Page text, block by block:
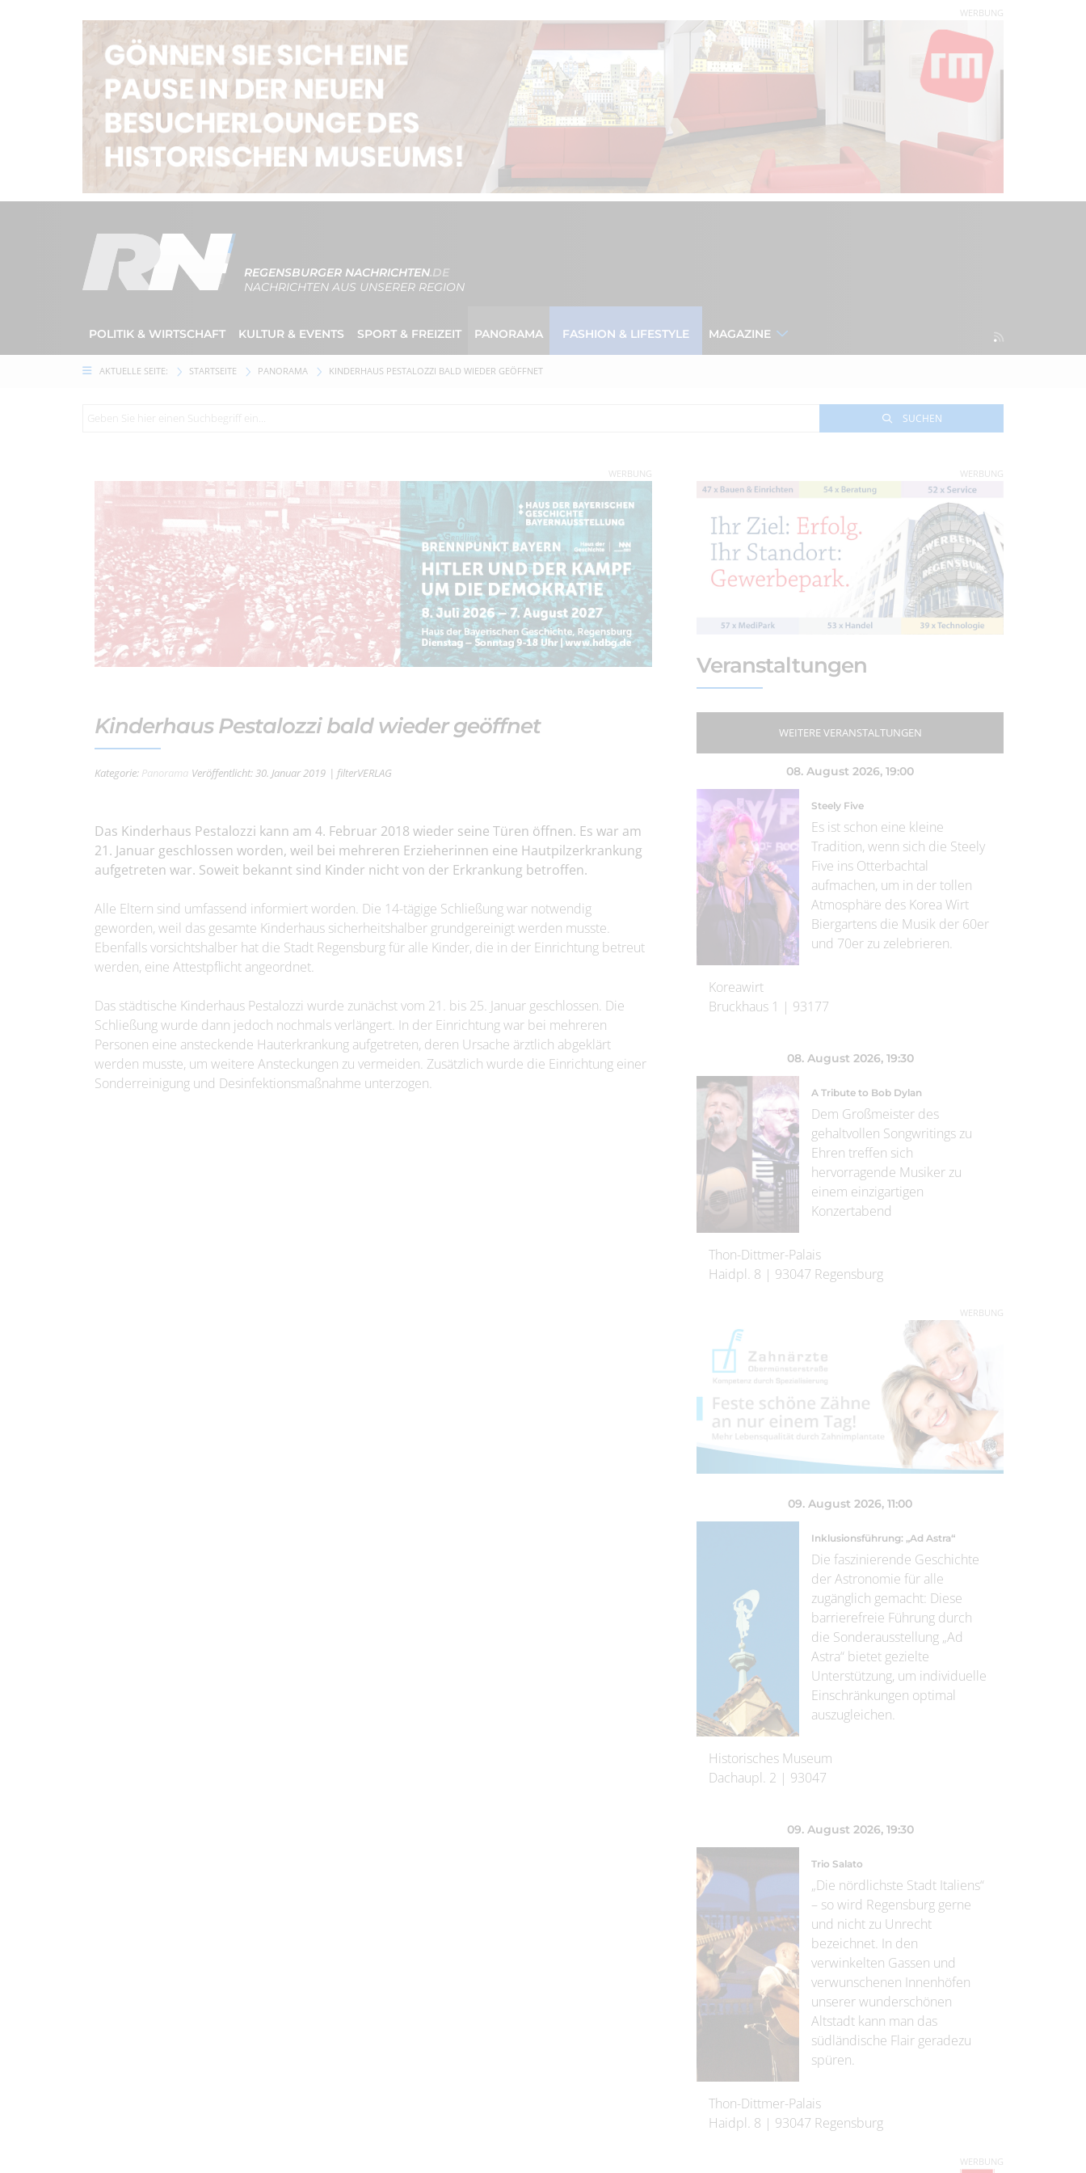
WERBUNG
REGENSBURGER NACHRICHTEN.DE
NACHRICHTEN AUS UNSERER REGION
POLITIK & WIRTSCHAFT KULTUR & EVENTS SPORT & FREIZEIT PANORAMA FASHION & LIFESTYLE MAGAZINE
AKTUELLE SEITE: STARTSEITE PANORAMA KINDERHAUS PESTALOZZI BALD WIEDER GEÖFFNET
SUCHEN
WERBUNG
Kinderhaus Pestalozzi bald wieder geöffnet
Kategorie: Panorama Veröffentlicht: 30. Januar 2019 | filterVERLAG
Das Kinderhaus Pestalozzi kann am 4. Februar 2018 wieder seine Türen öffnen. Es war am
21. Januar geschlossen worden, weil bei mehreren Erzieherinnen eine Hautpilzerkrankung
aufgetreten war. Soweit bekannt sind Kinder nicht von der Erkrankung betroffen.
Alle Eltern sind umfassend informiert worden. Die 14-tägige Schließung war notwendig
geworden, weil das gesamte Kinderhaus sicherheitshalber grundgereinigt werden musste.
Ebenfalls vorsichtshalber hat die Stadt Regensburg für alle Kinder, die in der Einrichtung betreut
werden, eine Attestpflicht angeordnet.
Das städtische Kinderhaus Pestalozzi wurde zunächst vom 21. bis 25. Januar geschlossen. Die
Schließung wurde dann jedoch nochmals verlängert. In der Einrichtung war bei mehreren
Personen eine ansteckende Hauterkrankung aufgetreten, deren Ursache ärztlich abgeklärt
werden musste, um weitere Ansteckungen zu vermeiden. Zusätzlich wurde die Einrichtung einer
Sonderreinigung und Desinfektionsmaßnahme unterzogen.
WERBUNG
Veranstaltungen
WEITERE VERANSTALTUNGEN
08. August 2026, 19:00
Steely Five
Es ist schon eine kleine
Tradition, wenn sich die Steely
Five ins Otterbachtal
aufmachen, um in der tollen
Atmosphäre des Korea Wirt
Biergartens die Musik der 60er
und 70er zu zelebrieren.
Koreawirt
Bruckhaus 1 | 93177
08. August 2026, 19:30
A Tribute to Bob Dylan
Dem Großmeister des
gehaltvollen Songwritings zu
Ehren treffen sich
hervorragende Musiker zu
einem einzigartigen
Konzertabend
Thon-Dittmer-Palais
Haidpl. 8 | 93047 Regensburg
WERBUNG
09. August 2026, 11:00
Inklusionsführung: „Ad Astra“
Die faszinierende Geschichte
der Astronomie für alle
zugänglich gemacht: Diese
barrierefreie Führung durch
die Sonderausstellung „Ad
Astra“ bietet gezielte
Unterstützung, um individuelle
Einschränkungen optimal
auszugleichen.
Historisches Museum
Dachaupl. 2 | 93047
09. August 2026, 19:30
Trio Salato
„Die nördlichste Stadt Italiens“
– so wird Regensburg gerne
und nicht zu Unrecht
bezeichnet. In den
verwinkelten Gassen und
verwunschenen Innenhöfen
unserer wunderschönen
Altstadt kann man das
südländische Flair geradezu
spüren.
Thon-Dittmer-Palais
Haidpl. 8 | 93047 Regensburg
WERBUNG